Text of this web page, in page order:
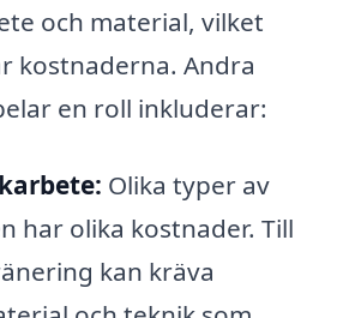
och material, vilket
kostnaderna. Andra
en roll inkluderar:
Olika typer av
har olika kostnader. Till
kan kräva